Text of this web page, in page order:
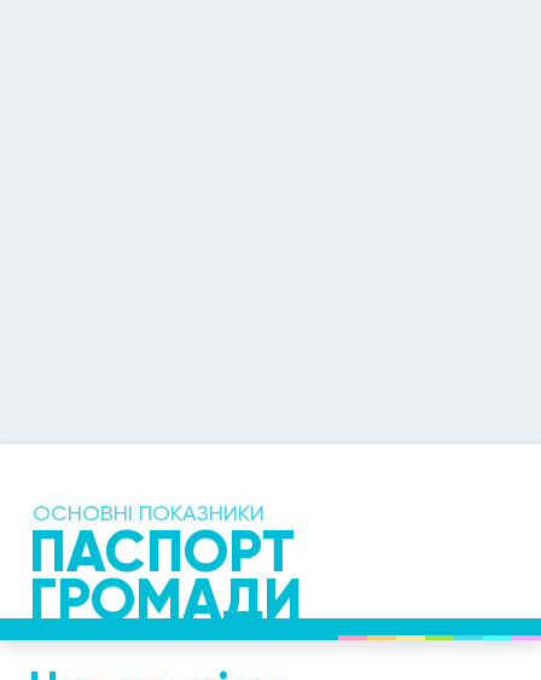
ПАСПОРТ
ГРОМАДИ
ОСНОВНІ ПОКАЗНИКИ